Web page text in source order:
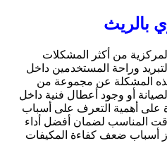
بالريث
من أكثر المشكلات
وراحة المستخدمين داخل
هذه المشكلة عن مجموعة من
أو وجود أعطال فنية داخل
على أهمية التعرف على أسباب
المناسب لضمان أفضل أداء
أسباب ضعف كفاءة المكيفات